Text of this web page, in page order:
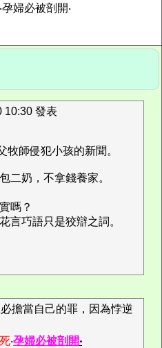
婦必被剖開‧
10:30 發表
牧師侵犯小孩的新聞。
二奶，不拿錢養家。
嗎？
言巧語只是狡辯之詞。
擔當自己的罪，因為悖逆
‧孕婦必被剖開‧